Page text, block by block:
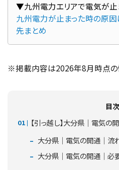
▼九州電力エリアで電気が止
九州電力が止まった時の原
先まとめ
※掲載内容は2026年8月時点の
目次
【引っ越し】大分県｜電気の
大分県｜電気の開通｜流
大分県｜電気の開通｜必